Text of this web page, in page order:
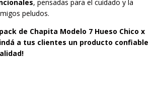
, pensadas para el cuidado y la
peludos.
de Chapita Modelo 7 Hueso Chico x
a tus clientes un producto confiable